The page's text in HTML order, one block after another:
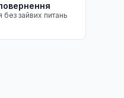
зайвих питань